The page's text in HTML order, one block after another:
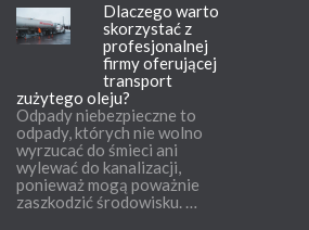
Dlaczego warto
skorzystać z
profesjonalnej
firmy oferującej
transport
zużytego oleju?
Odpady niebezpieczne to
odpady, których nie wolno
wyrzucać do śmieci ani
wylewać do kanalizacji,
ponieważ mogą poważnie
zaszkodzić środowisku. …